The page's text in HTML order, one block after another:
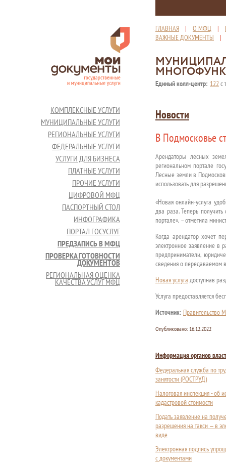
ГЛАВНАЯ | О МФЦ |
ВАЖНЫЕ ДОКУМЕНТЫ
Единый колл-центр: 122с
КОМПЛЕКСНЫЕ УСЛУГИ
МУНИЦИПАЛЬНЫЕ УСЛУГИ
РЕГИОНАЛЬНЫЕ УСЛУГИ
ФЕДЕРАЛЬНЫЕ УСЛУГИ
УСЛУГИ ДЛЯ БИЗНЕСА
ПЛАТНЫЕ УСЛУГИ
ПРОЧИЕ УСЛУГИ
ЦИФРОВОЙ МФЦ
ПАСПОРТНЫЙ СТОЛ
ИНФОГРАФИКА
ПОРТАЛ ГОСУСЛУГ
ПРЕДЗАПИСЬ В МФЦ
ПРОВЕРКА ГОТОВНОСТИ
ДОКУМЕНТОВ
РЕГИОНАЛЬНАЯ ОЦЕНКА
КАЧЕСТВА УСЛУГ МФЦ
Новости
В Подмосковье
Арендаторы лесных
региональном портале
Лесные земли в
использовать для
«Новая онлайн-услуга
два раза. Теперь
портале», – отметила
Когда арендатор хочет
электронное заявление в
предприниматели,
сведения о передаваемом
Новая услуга доступнав
Услуга предоставляется
Источник: Правительство
Опубликовано: 16.12.2022
Информация органов
Федеральная служба по
занятости (РОСТРУД)
Налоговая инспекция - об
кадастровой стоимости
Подать заявление на
разрешения на такси — в
виде
Электронная подпись
с документами